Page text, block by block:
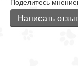
Поделитесь
Написать